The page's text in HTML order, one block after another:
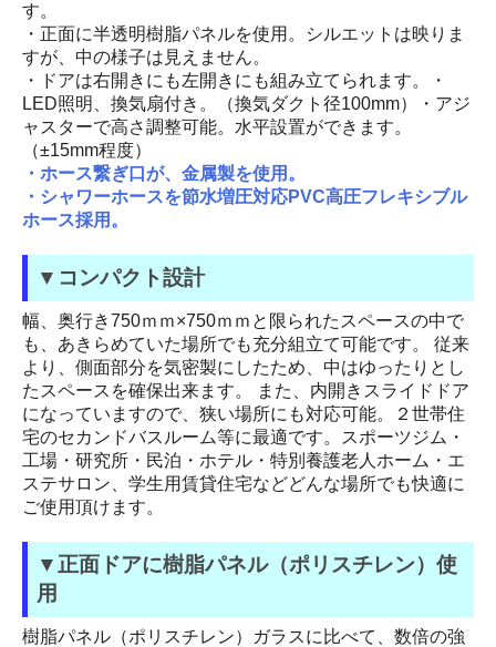
す。
・正面に半透明樹脂パネルを使用。シルエットは映りま
すが、中の様子は見えません。
・ドアは右開きにも左開きにも組み立てられます。・
LED照明、換気扇付き。（換気ダクト径100mm）・アジ
ャスターで高さ調整可能。水平設置ができます。
（±15mm程度）
・ホース繋ぎ口が、金属製を使用。
・シャワーホースを節水増圧対応PVC高圧フレキシブル
ホース採用。
▼コンパクト設計
幅、奥行き750ｍｍ×750ｍｍと限られたスペースの中で
も、あきらめていた場所でも充分組立て可能です。 従来
より、側面部分を気密製にしたため、中はゆったりとし
たスペースを確保出来ます。 また、内開きスライドドア
になっていますので、狭い場所にも対応可能。２世帯住
宅のセカンドバスルーム等に最適です。スポーツジム・
工場・研究所・民泊・ホテル・特別養護老人ホーム・エ
ステサロン、学生用賃貸住宅などどんな場所でも快適に
ご使用頂けます。
▼正面ドアに樹脂パネル（ポリスチレン）使
用
樹脂パネル（ポリスチレン）ガラスに比べて、数倍の強